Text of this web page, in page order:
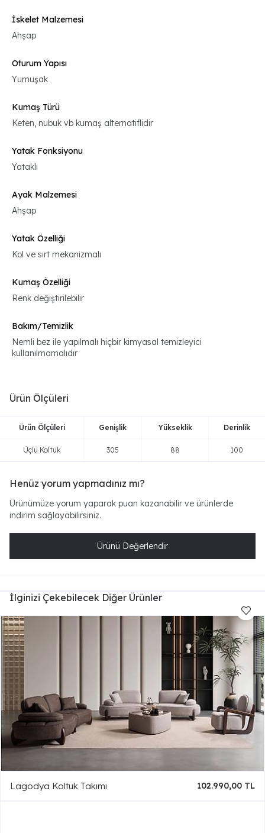
İskelet Malzemesi
Ahşap
Oturum Yapısı
Yumuşak
Kumaş Türü
Keten, nubuk vb kumaş alternatiflidir
Yatak Fonksiyonu
Yataklı
Ayak Malzemesi
Ahşap
Yatak Özelliği
Kol ve sırt mekanizmalı
Kumaş Özelliği
Renk değiştirilebilir
Bakım/Temizlik
Nemli bez ile yapılmalı hiçbir kimyasal temizleyici
kullanılmamalıdır
Ürün Ölçüleri
Ürün Ölçüleri Genişlik Yükseklik Derinlik
Üçlü Koltuk 305 88 100
Henüz yorum yapmadınız mı?
Ürünümüze yorum yaparak puan kazanabilir ve ürünlerde
indirim sağlayabilirsiniz.
Ürünü Değerlendir
İlginizi Çekebilecek Diğer Ürünler
Lagodya Koltuk Takımı 102.990,00 TL